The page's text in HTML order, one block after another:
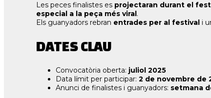
Les peces finalistes es projectaran durant el
especial a la peça més viral.
Els guanyadors rebran entrades per al festival i
DATES CLAU
Convocatòria oberta: juliol 2025
Data límit per participar:2 de novembre de
Anunci de finalistes i guanyadors: setmana